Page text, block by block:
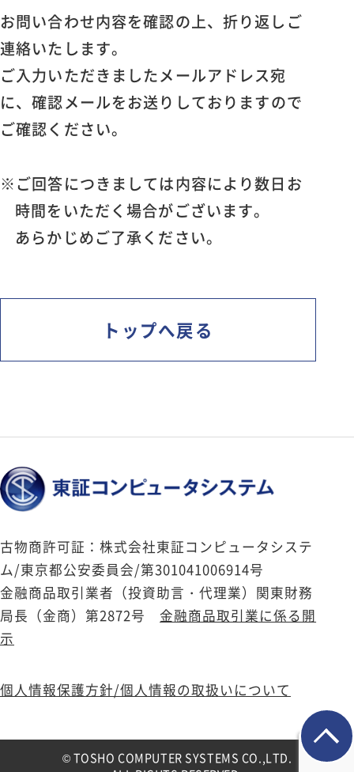
お問い合わせ内容を確認の上、折り返しご
連絡いたします。
ご入力いただきましたメールアドレス宛
に、確認メールをお送りしておりますので
ご確認ください。
※ご回答につきましては内容により数日お
時間をいただく場合がございます。
あらかじめご了承ください。
トップへ戻る
古物商許可証：株式会社東証コンピュータシステ
ム/東京都公安委員会/第301041006914号
金融商品取引業者（投資助言・代理業）関東財務
局長（金商）第2872号 金融商品取引業に係る開
示
個人情報保護方針/個人情報の取扱いについて
© TOSHO COMPUTER SYSTEMS CO.,LTD.